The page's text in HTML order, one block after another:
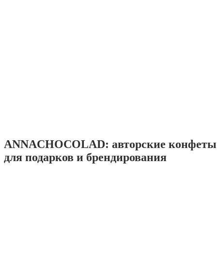
ANNACHOCOLAD: авторские
для подарков и брендирования